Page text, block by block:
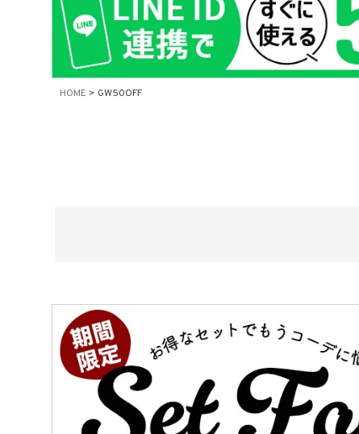
在庫なし
HOME GW50OFF